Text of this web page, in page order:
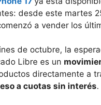
desde este martes
a vender los
de octubre, la
Libre es un
directamente a
a cuotas sin interés.